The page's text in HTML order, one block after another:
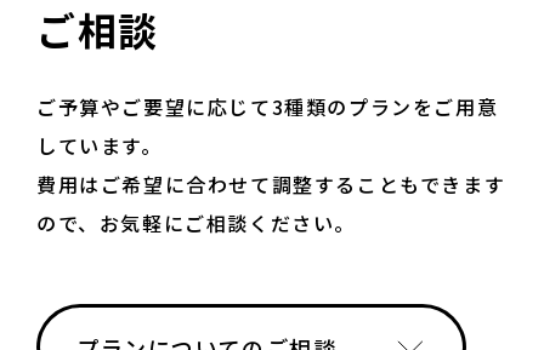
ご相談
ご予算やご要望に応じて3種類のプランをご用意
しています。
費用はご希望に合わせて調整することもできます
ので、お気軽にご相談ください。